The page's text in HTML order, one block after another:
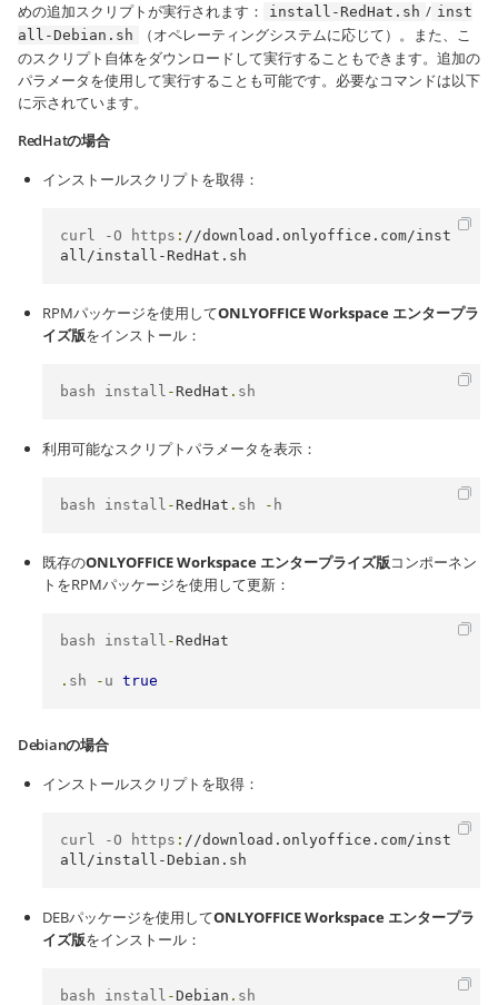
めの追加スクリプトが実行されます：
install-RedHat.sh / inst
all-Debian.sh
（オペレーティングシステムに応じて）。また、こ
のスクリプト自体をダウンロードして実行することもできます。追加の
パラメータを使用して実行することも可能です。必要なコマンドは以下
に示されています。
RedHatの場合
インストールスクリプトを取得：
curl -O https : //download.onlyoffice.com/inst
all/install-RedHat.sh
RPMパッケージを使用してONLYOFFICE Workspace エンタープラ
イズ版をインストール：
bash install - RedHat . sh
利用可能なスクリプトパラメータを表示：
bash install - RedHat . sh - h
既存のONLYOFFICE Workspace エンタープライズ版コンポーネン
トをRPMパッケージを使用して更新：
bash install - RedHat
. sh - u true
Debianの場合
インストールスクリプトを取得：
curl -O https : //download.onlyoffice.com/inst
all/install-Debian.sh
DEBパッケージを使用してONLYOFFICE Workspace エンタープラ
イズ版をインストール：
bash install -Debian . sh